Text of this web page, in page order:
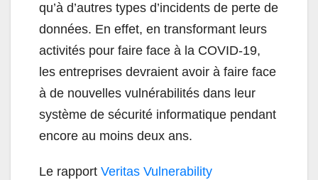
qu’à d’autres types d’incidents de perte de
données. En effet, en transformant leurs
activités pour faire face à la COVID-19,
les entreprises devraient avoir à faire face
à de nouvelles vulnérabilités dans leur
système de sécurité informatique pendant
encore au moins deux ans.
Le rapport Veritas Vulnerability